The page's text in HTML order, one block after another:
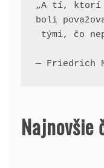
„A tí, ktorí
boli
tými, čo
— Friedrich
Najnovšie